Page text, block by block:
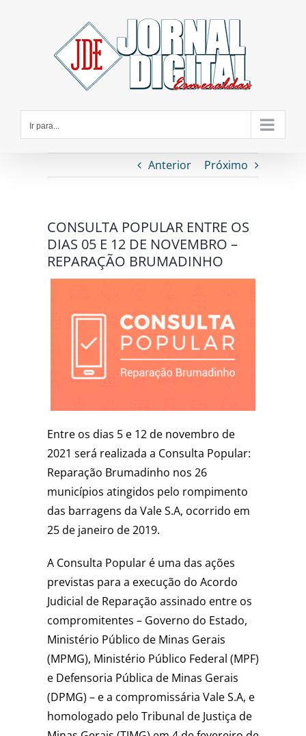
Ir para...
Anterior Próximo
CONSULTA POPULAR ENTRE OS
DIAS 05 E 12 DE NOVEMBRO –
REPARAÇÃO BRUMADINHO
Entre os dias 5 e 12 de novembro de
2021 será realizada a Consulta Popular:
Reparação Brumadinho nos 26
municípios atingidos pelo rompimento
das barragens da Vale S.A, ocorrido em
25 de janeiro de 2019.
A Consulta Popular é uma das ações
previstas para a execução do Acordo
Judicial de Reparação assinado entre os
compromitentes – Governo do Estado,
Ministério Público de Minas Gerais
(MPMG), Ministério Público Federal (MPF)
e Defensoria Pública de Minas Gerais
(DPMG) – e a compromissária Vale S.A, e
homologado pelo Tribunal de Justiça de